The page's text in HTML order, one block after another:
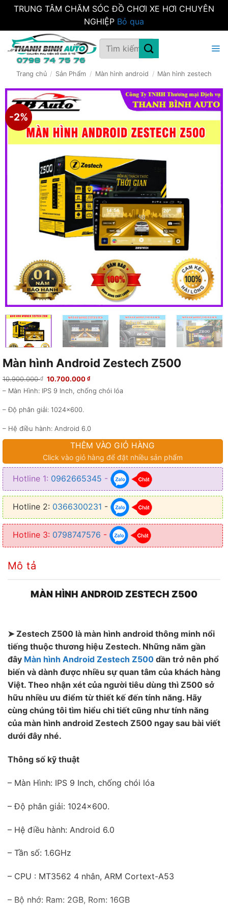
TRUNG TÂM CHĂM SÓC ĐỒ CHƠI XE HƠI CHUYÊN
NGHIỆP Bỏ qua
qua
dung
Tìm
kiếm:
Trang chủ / Sản Phẩm / Màn hình android / Màn hình zestech
-2%
Màn hình Android Zestech Z500
10.900.000₫
Giá
là:
10.700.000 ₫Giá
tại
– Màn Hình: IPS 9 Inch, chống chói lóa
– Độ phân giải: 1024×600.
– Hệ điều hành: Android 6.0
– CPU : MT3562 4 nhân, ARM Cortext-A53
– Bộ nhớ: Ram: 2GB, Rom: 16GB
– Thiết bị có GPS, cắm sim 4G phát wifi.
THÊM VÀO GIỎ HÀNG
Click vào giỏ hàng để đặt nhiều sản phẩm
Hotline 1: 0962665345 -
Hotline 2: 0366300231 -
Hotline 3: 0798747576 -
Mô tả
MÀN HÌNH ANDROID ZESTECH Z500
➤ Zestech Z500 là màn hình android thông minh nổi
tiếng thuộc thương hiệu Zestech. Những năm gần
đây Màn hình Android Zestech Z500 dần trở nên phổ
biến và dành được nhiều sự quan tâm của khách hàng
Việt. Theo nhận xét của người tiêu dùng thì Z500 sở
hữu nhiều ưu điểm từ thiết kế đến tính năng. Hãy
cùng chúng tôi tìm hiểu chi tiết cũng như tính năng
của màn hình android Zestech Z500 ngay sau bài viết
dưới đây nhé.
Thông số kỹ thuật
– Màn Hình: IPS 9 Inch, chống chói lóa
– Độ phân giải: 1024×600.
– Hệ điều hành: Android 6.0
– Tần số: 1.6GHz
– CPU : MT3562 4 nhân, ARM Cortext-A53
– Bộ nhớ: Ram: 2GB, Rom: 16GB